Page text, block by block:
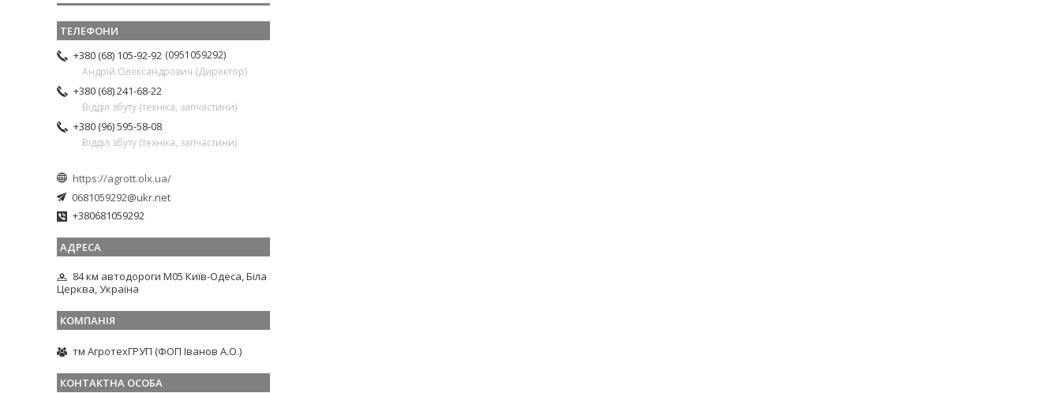
+380 (68) 105-92-92 0951059292
Андрій Олександрович (Директор)
+380 (68) 241-68-22
Відділ збуту (техніка, запчастини)
+380 (96) 595-58-08
Відділ збуту (техніка, запчастини)
https://agrott.olx.ua/
0681059292@ukr.net
+380681059292
84 км автодороги М05 Київ-Одеса, Біла
Церква, Україна
тм АгротехГРУП (ФОП Іванов А.О.)